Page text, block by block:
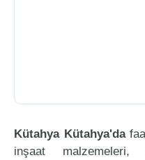
Kütahya Kütahya'da
inşaat malzemeleri,